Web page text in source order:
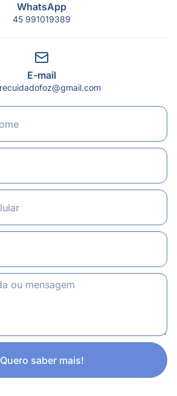
WhatsApp
45 991019389
E-mail
Quero saber mais!